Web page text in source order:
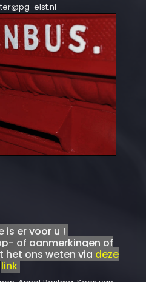
elst.nl
is er voor u !
of aanmerkingen of
het ons weten via deze
link